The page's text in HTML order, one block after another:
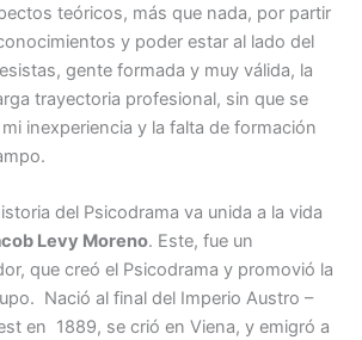
teóricos, más que nada, por partir
y poder estar al lado del
gente formada y muy válida, la
trayectoria profesional, sin que se
inexperiencia y la falta de formación
del Psicodrama va unida a la vida
Levy Moreno. Este, fue un
que creó el Psicodrama y promovió la
Nació al final del Imperio Austro –
en 1889, se crió en Viena, y emigró a